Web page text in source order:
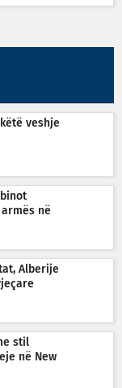
veshje
në
Alberije
stil
në New